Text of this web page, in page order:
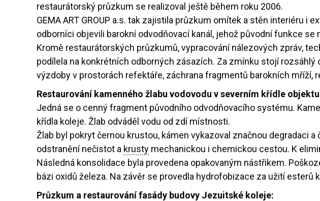
restaurátorský průzkum se realizoval ještě během roku 2006.
GEMA ART GROUP a.s. tak zajistila průzkum omítek a stěn interiéru
odborníci objevili barokní odvodňovací kanál, jehož původní funkce se
Kromě restaurátorských průzkumů, vypracování nálezových zpráv,
podílela na konkrétních odborných zásazích. Za zmínku stojí
výzdoby v prostorách refektáře, záchrana fragmentů barokních mříží,
Restaurování kamenného žlabu vodovodu v severním křídle
Jedná se o cenný fragment původního odvodňovacího systému.
křídla koleje. Žlab odváděl vodu od zdí místnosti.
Žlab byl pokryt černou krustou, kámen vykazoval značnou degradaci
odstranění nečistot a krusty mechanickou i chemickou cestou. K
Následná konsolidace byla provedena opakovaným nástřikem.
bázi oxidů železa. Na závěr se provedla hydrofobizace za užití esterů
Průzkum a restaurování fasády budovy Jezuitské koleje: